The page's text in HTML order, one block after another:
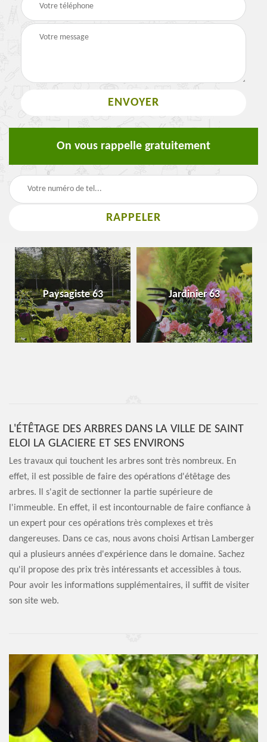
On vous rappelle gratuitement
Paysagiste 63 Jardinier 63
L'ÉTÊTAGE DES ARBRES DANS LA VILLE DE SAINT
ELOI LA GLACIERE ET SES ENVIRONS
Les travaux qui touchent les arbres sont très nombreux. En
effet, il est possible de faire des opérations d'étêtage des
arbres. Il s'agit de sectionner la partie supérieure de
l'immeuble. En effet, il est incontournable de faire confiance à
un expert pour ces opérations très complexes et très
dangereuses. Dans ce cas, nous avons choisi Artisan Lamberger
qui a plusieurs années d'expérience dans le domaine. Sachez
qu'il propose des prix très intéressants et accessibles à tous.
Pour avoir les informations supplémentaires, il suffit de visiter
son site web.